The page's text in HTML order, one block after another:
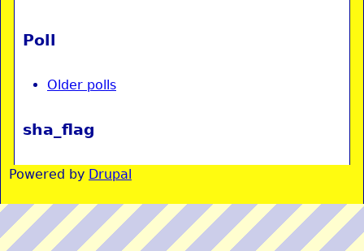
Poll
Older polls
sha_flag
Powered by Drupal